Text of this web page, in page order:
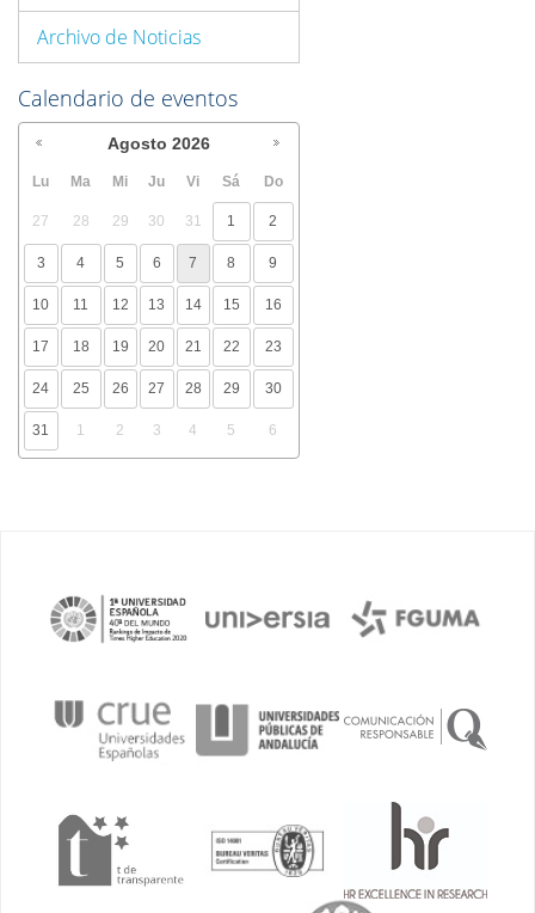
Archivo de Noticias
Calendario de eventos
Agosto 2026
Lu Ma Mi Ju Vi Sá Do
27 28 29 30 31 1 2
3 4 5 6 7 8 9
10 11 12 13 14 15 16
17 18 19 20 21 22 23
24 25 26 27 28 29 30
31 1 2 3 4 5 6